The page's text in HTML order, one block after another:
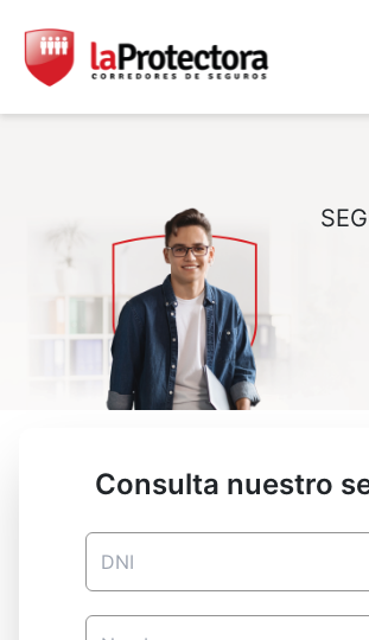
Consulta nuestro